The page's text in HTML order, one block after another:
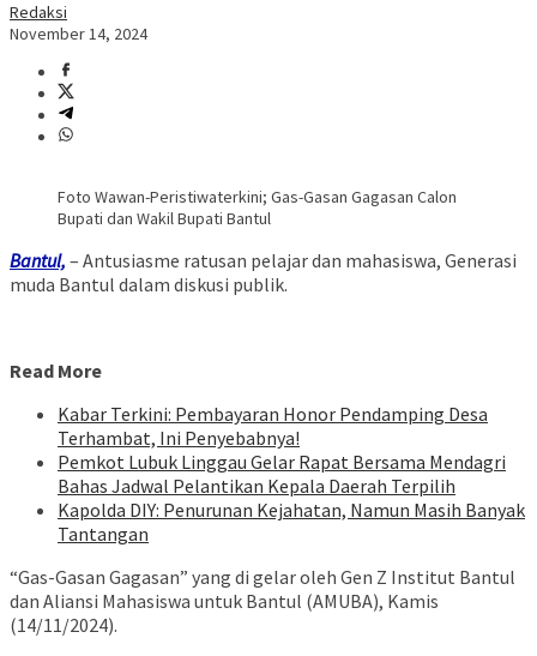
Redaksi
November 14, 2024
Foto Wawan-Peristiwaterkini; Gas-Gasan Gagasan Calon
Bupati dan Wakil Bupati Bantul
Bantul, – Antusiasme ratusan pelajar dan mahasiswa, Generasi
muda Bantul dalam diskusi publik.
Read More
Kabar Terkini: Pembayaran Honor Pendamping Desa
Terhambat, Ini Penyebabnya!
Pemkot Lubuk Linggau Gelar Rapat Bersama Mendagri
Bahas Jadwal Pelantikan Kepala Daerah Terpilih
Kapolda DIY: Penurunan Kejahatan, Namun Masih Banyak
Tantangan
“Gas-Gasan Gagasan” yang di gelar oleh Gen Z Institut Bantul
dan Aliansi Mahasiswa untuk Bantul (AMUBA), Kamis
(14/11/2024).